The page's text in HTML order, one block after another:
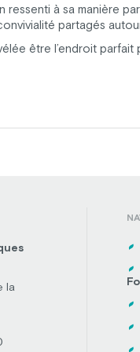
à sa manière
partagés
être l’endroit
la